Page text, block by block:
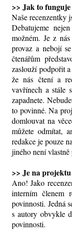
>> Jak to
Naše recenzentky
Debatujeme
možném. Je z
provaz a nebojí
čtenářům
zaslouží podpořit
že nás čtení a
vavřínech a stále
zapadnete.
to povinné. Na
domlouvat na
můžete odmítat,
redakce je pouze
jiného není vlastně
>> Je na
Ano! Jako
interním členem
povinnosti. Jedná
s autory obvykle
povinnosti.